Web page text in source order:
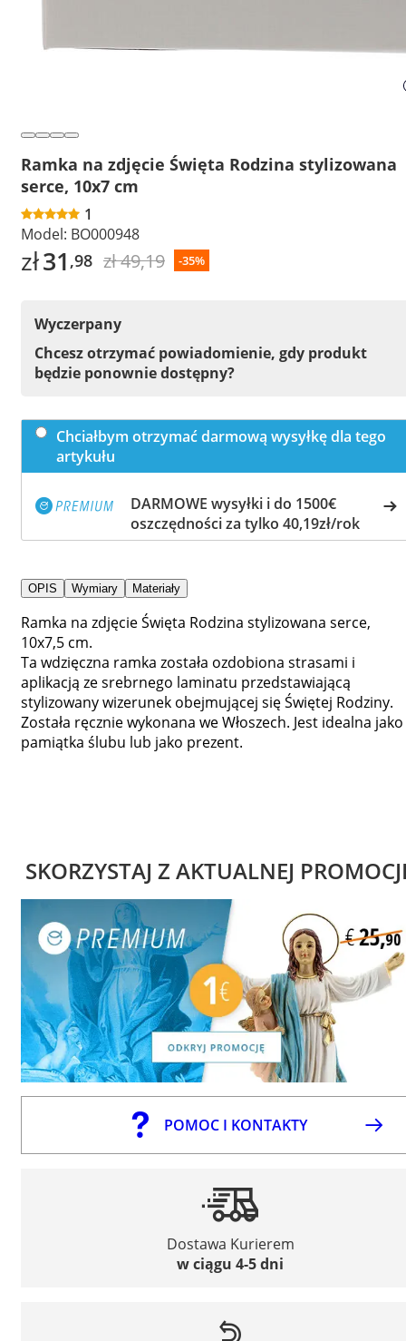
Ramka na zdjęcie Święta Rodzina stylizowana
serce, 10x7 cm
1
Model: BO000948
zł31 ,98 zł 49,19 -35%
Wyczerpany
Chcesz otrzymać powiadomienie, gdy produkt
będzie ponownie dostępny?
Chciałbym otrzymać darmową wysyłkę dla tego
artykułu
DARMOWE wysyłki i do 1500€
oszczędności za tylko 40,19zł/rok
OPIS Wymiary Materiały
Ramka na zdjęcie Święta Rodzina stylizowana serce,
10x7,5 cm.
Ta wdzięczna ramka została ozdobiona strasami i
aplikacją ze srebrnego laminatu przedstawiającą
stylizowany wizerunek obejmującej się Świętej Rodziny.
Została ręcznie wykonana we Włoszech. Jest idealna jako
pamiątka ślubu lub jako prezent.
SKORZYSTAJ Z AKTUALNEJ
POMOC I KONTAKTY
Dostawa Kurierem
w ciągu 4-5 dni